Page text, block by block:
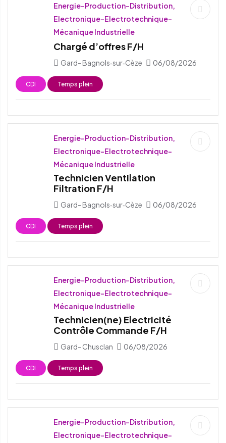
Energie-Production-Distribution,
Electronique-Electrotechnique-
Mécanique Industrielle
Chargé d’offres F/H
Gard- Bagnols‑sur‑Cèze 06/08/2026
CDI Temps plein
Energie-Production-Distribution,
Electronique-Electrotechnique-
Mécanique Industrielle
Technicien Ventilation
Filtration F/H
Gard- Bagnols‑sur‑Cèze 06/08/2026
CDI Temps plein
Energie-Production-Distribution,
Electronique-Electrotechnique-
Mécanique Industrielle
Technicien(ne) Electricité
Contrôle Commande F/H
Gard- Chusclan 06/08/2026
CDI Temps plein
Energie-Production-Distribution,
Electronique-Electrotechnique-